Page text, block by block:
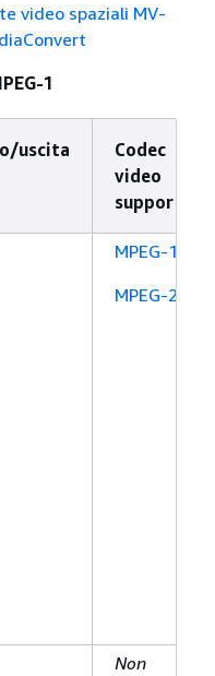
video spaziali MV-
1
uscita
Codec
video
supportato
MPEG-1
MPEG-2
Non